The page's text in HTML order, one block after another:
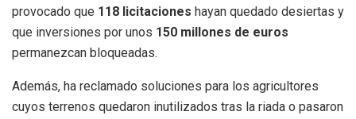
provocado que 118 licitaciones hayan quedado desiertas y
que inversiones por unos 150 millones de euros
permanezcan bloqueadas.
Además, ha reclamado soluciones para los agricultores
cuyos terrenos quedaron inutilizados tras la riada o pasaron